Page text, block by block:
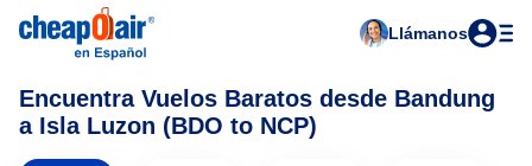
Llámanos
Encuentra Vuelos Baratos desde Bandung
a Isla Luzon (BDO to NCP)